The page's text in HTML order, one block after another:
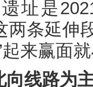
址是
两条延伸
来赢面
向线路为